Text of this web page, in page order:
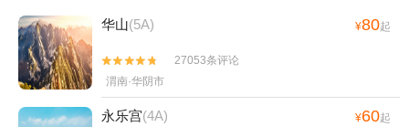
华山(5A) ¥80起


27053条评论
渭南·华阴市
永乐宫(4A) ¥60起